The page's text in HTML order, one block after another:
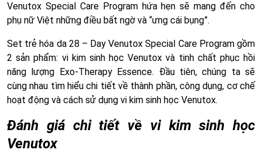
Venutox Special Care Program hứa hẹn sẽ mang đến cho
phụ nữ Việt những điều bất ngờ và “ưng cái bụng”.
Set trẻ hóa da 28 – Day Venutox Special Care Program gồm
2 sản phẩm: vi kim sinh học Venutox và tinh chất phục hồi
năng lượng Exo-Therapy Essence. Đầu tiên, chúng ta sẽ
cùng nhau tìm hiểu chi tiết về thành phần, công dụng, cơ chế
hoạt động và cách sử dụng vi kim sinh học Venutox.
Đánh giá chi tiết về vi kim sinh học
Venutox